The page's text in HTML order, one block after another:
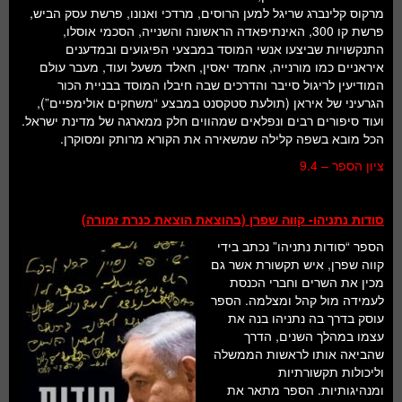
מרקוס קלינברג שריגל למען הרוסים, מרדכי ואנונו, פרשת עסק הביש,
פרשת קו 300, האינתיפאדה הראשונה והשנייה, הסכמי אוסלו,
התנקשויות שביצעו אנשי המוסד במבצעי הפיגועים ובמדענים
איראניים כמו מורנייה, אחמד יאסין, חאלד משעל ועוד, מעבר עולם
המודיעין לריגול סייבר והדרכים שבה חיבלו המוסד בבניית הכור
הגרעיני של איראן (תולעת סטקסנט במבצע “משחקים אולימפיים”),
ועוד סיפורים רבים ונפלאים שמהווים חלק ממארגה של מדינת ישראל.
הכל מובא בשפה קלילה שמשאירה את הקורא מרותק ומסוקרן.
ציון הספר – 9.4
סודות נתניהו- קווה שפרן (בהוצאת הוצאת כנרת זמורה)
הספר “סודות נתניהו” נכתב בידי
קווה שפרן, איש תקשורת אשר גם
מכין את השרים וחברי הכנסת
לעמידה מול קהל ומצלמה. הספר
עוסק בדרך בה נתניהו בנה את
עצמו במהלך השנים, הדרך
שהביאה אותו לראשות הממשלה
וליכולות תקשורתיות
ומנהיגותיות. הספר מתאר את